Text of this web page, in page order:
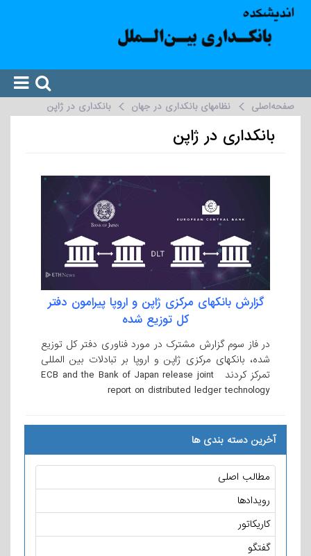
صفحه‌اصلی نظامهای بانکداری در جهان بانکداری در ژاپن
بانکداری در ژاپن
گزارش بانکهای مرکزی ژاپن و اروپا پیرامون دفتر
کل توزیع شده
در فاز سوم گزارش مشترک در مورد فناوری دفتر کل توزیع
شده، بانکهای مرکزی ژاپن و اروپا بر تبادلات بین المللی
تمرکز کردند ECB and the Bank of Japan release joint
report on distributed ledger technology
آخرین دسته بندی ها
مطالب اصلی
رویدادها
کاریکاتور
گفتگو